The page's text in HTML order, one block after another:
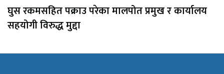
घुस रकमसहित पक्राउ परेका मालपोत प्रमुख र कार्यालय
सहयोगी विरुद्ध मुद्दा